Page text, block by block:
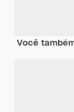
Você